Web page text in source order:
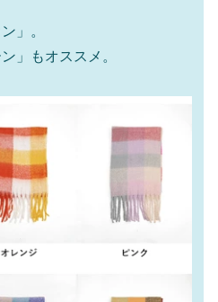
」。
」もオススメ。